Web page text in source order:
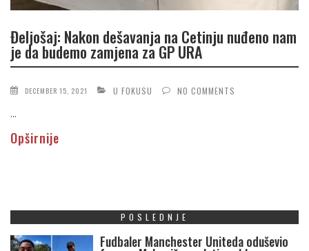
Đeljošaj: Nakon dešavanja na Cetinju nuđeno nam
je da budemo zamjena za GP URA
DECEMBER 15, 2021 U FOKUSU NO COMMENTS
...
Opširnije
POSLEDNJE
Fudbaler Manchester Uniteda oduševio